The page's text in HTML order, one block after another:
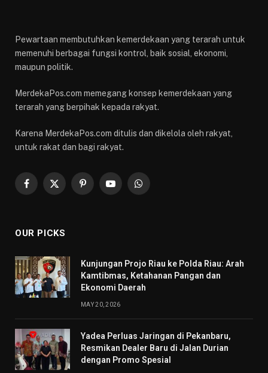
Pewartaan membutuhkan kemerdekaan yang terarah untuk
memenuhi berbagai fungsi kontrol, baik sosial, ekonomi,
maupun politik.
MerdekaPos.com memegang konsep kemerdekaan yang
terarah yang berpihak kepada rakyat.
Karena MerdekaPos.com ditulis dan dikelola oleh rakyat,
untuk rakat dan bagi rakyat.
Facebook
X
PinterestYouTubeWhatsApp
OUR PICKS
Kunjungan Projo Riau ke Polda Riau: Arah
Kamtibmas, Ketahanan Pangan dan
Ekonomi Daerah
MAY 20, 2026
Yadea Perluas Jaringan di Pekanbaru,
Resmikan Dealer Baru di Jalan Durian
dengan Promo Spesial